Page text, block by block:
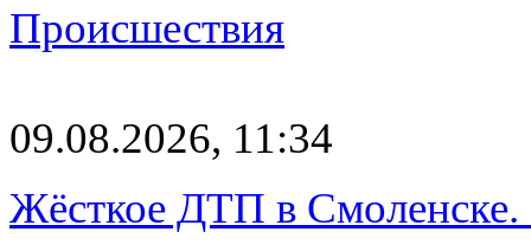
Происшествия
09.08.2026, 11:34
Жёсткое ДТП в Смоленске.